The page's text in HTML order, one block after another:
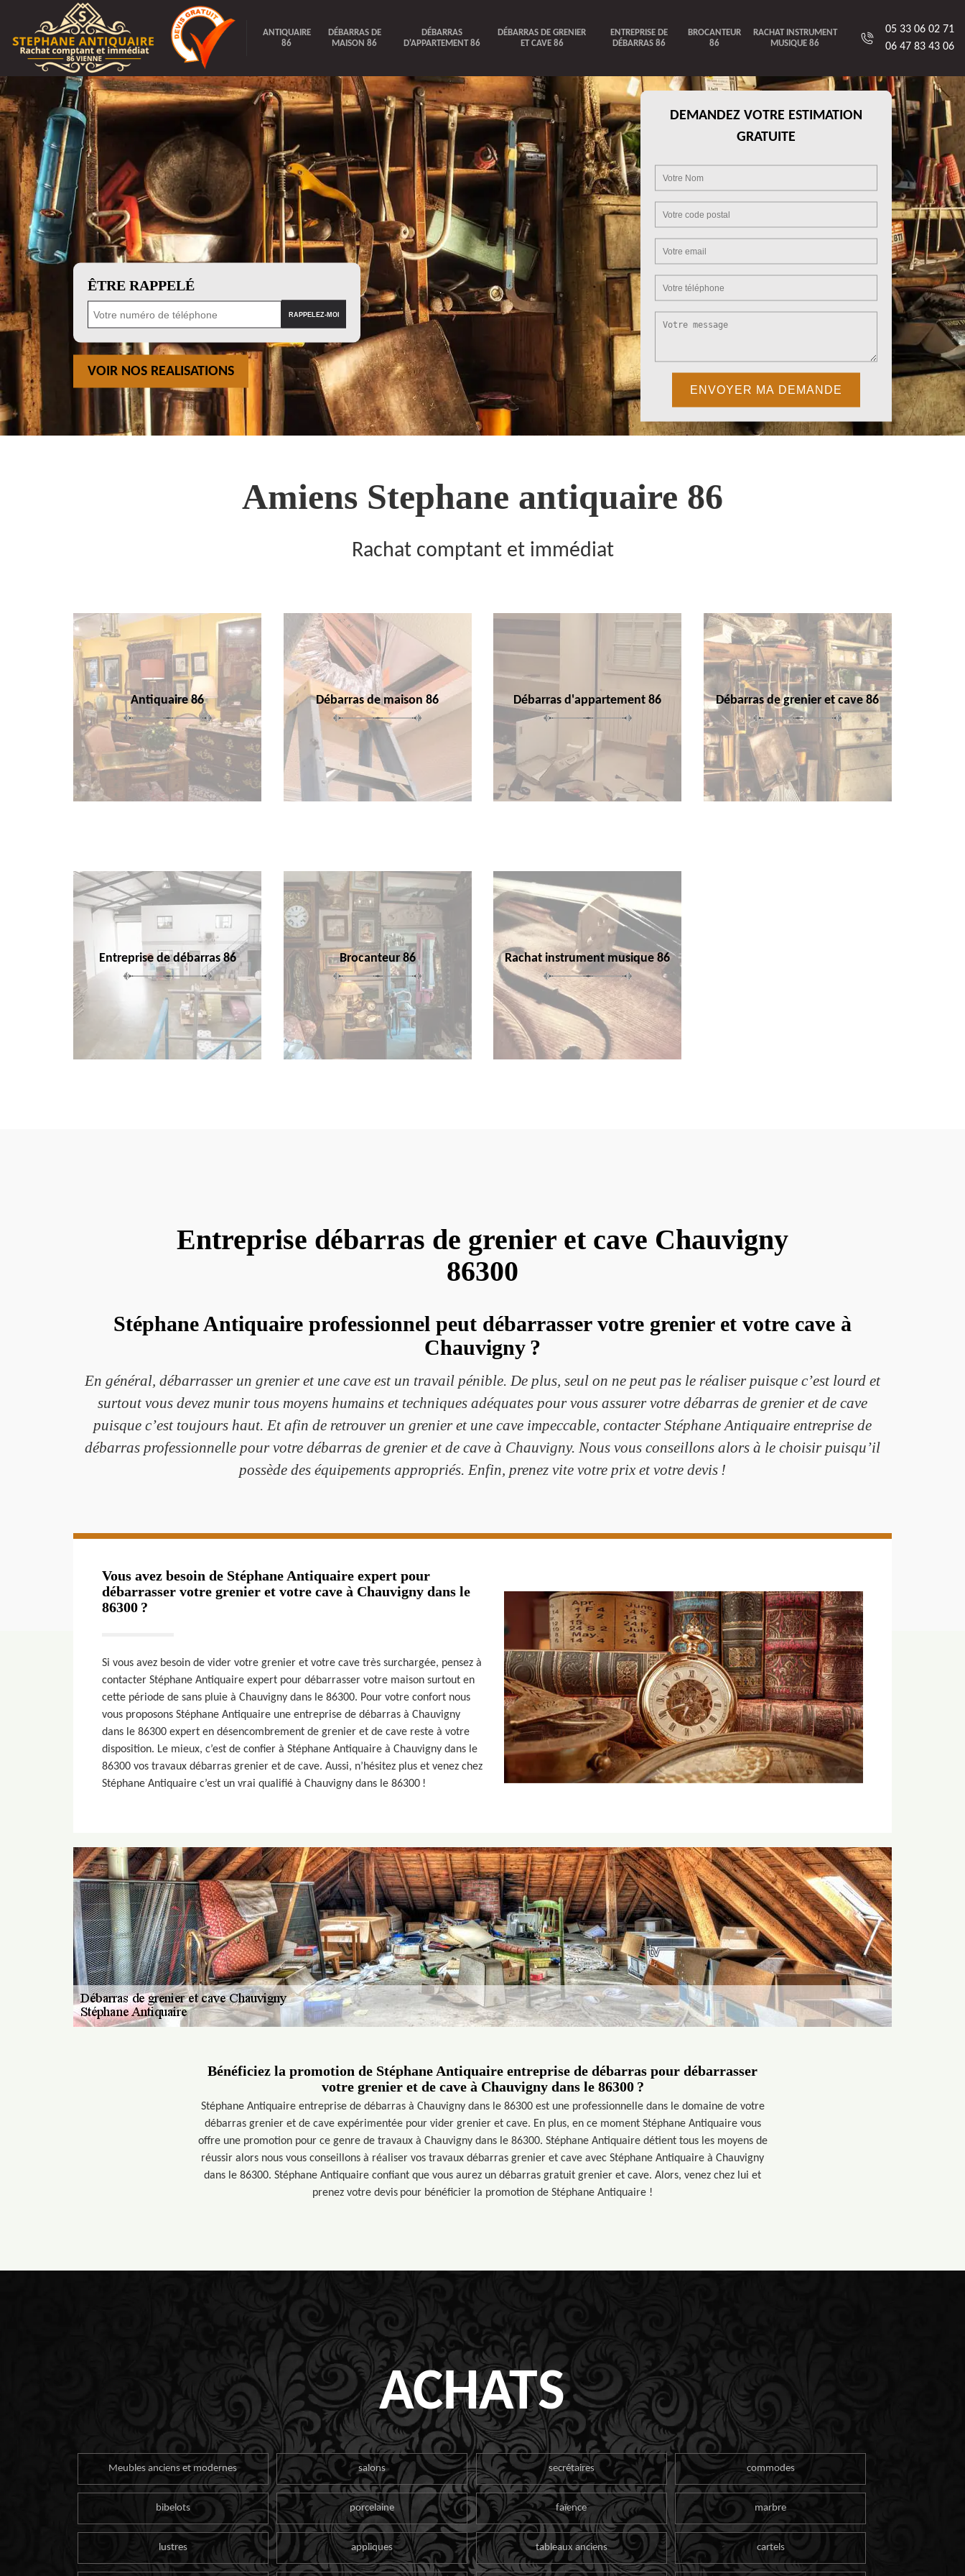
ANTIQUAIRE
86
DÉBARRAS DE
MAISON 86
DÉBARRAS
D'APPARTEMENT 86
DÉBARRAS DE GRENIER
ET CAVE 86
ENTREPRISE DE
DÉBARRAS 86
BROCANTEUR
86
RACHAT INSTRUMENT
MUSIQUE 86
05 33 06 02 71
06 47 83 43 06
ÊTRE RAPPELÉ
VOIR NOS REALISATIONS
DEMANDEZ VOTRE ESTIMATION
GRATUITE
Amiens Stephane antiquaire 86
Rachat comptant et immédiat
Antiquaire 86 Débarras de maison 86 Débarras d'appartement 86 Débarras de grenier et cave 86
Entreprise de débarras 86 Brocanteur 86 Rachat instrument musique 86
Entreprise débarras de grenier et cave Chauvigny
86300
Stéphane Antiquaire professionnel peut débarrasser votre grenier et votre cave à
Chauvigny ?
En général, débarrasser un grenier et une cave est un travail pénible. De plus, seul on ne peut pas le réaliser puisque c’est lourd et
surtout vous devez munir tous moyens humains et techniques adéquates pour vous assurer votre débarras de grenier et de cave
puisque c’est toujours haut. Et afin de retrouver un grenier et une cave impeccable, contacter Stéphane Antiquaire entreprise de
débarras professionnelle pour votre débarras de grenier et de cave à Chauvigny. Nous vous conseillons alors à le choisir puisqu’il
possède des équipements appropriés. Enfin, prenez vite votre prix et votre devis !
Vous avez besoin de Stéphane Antiquaire expert pour
débarrasser votre grenier et votre cave à Chauvigny dans le
86300 ?
Si vous avez besoin de vider votre grenier et votre cave très surchargée, pensez à
contacter Stéphane Antiquaire expert pour débarrasser votre maison surtout en
cette période de sans pluie à Chauvigny dans le 86300. Pour votre confort nous
vous proposons Stéphane Antiquaire une entreprise de débarras à Chauvigny
dans le 86300 expert en désencombrement de grenier et de cave reste à votre
disposition. Le mieux, c’est de confier à Stéphane Antiquaire à Chauvigny dans le
86300 vos travaux débarras grenier et de cave. Aussi, n’hésitez plus et venez chez
Stéphane Antiquaire c’est un vrai qualifié à Chauvigny dans le 86300 !
Bénéficiez la promotion de Stéphane Antiquaire entreprise de débarras pour débarrasser
votre grenier et de cave à Chauvigny dans le 86300 ?
Stéphane Antiquaire entreprise de débarras à Chauvigny dans le 86300 est une professionnelle dans le domaine de votre
débarras grenier et de cave expérimentée pour vider grenier et cave. En plus, en ce moment Stéphane Antiquaire vous
offre une promotion pour ce genre de travaux à Chauvigny dans le 86300. Stéphane Antiquaire détient tous les moyens de
réussir alors nous vous conseillons à réaliser vos travaux débarras grenier et cave avec Stéphane Antiquaire à Chauvigny
dans le 86300. Stéphane Antiquaire confiant que vous aurez un débarras gratuit grenier et cave. Alors, venez chez lui et
prenez votre devis pour bénéficier la promotion de Stéphane Antiquaire !
ACHATS
Meubles anciens et modernes salons secrétaires commodes
bibelots porcelaine faïence marbre
lustres appliques tableaux anciens cartels